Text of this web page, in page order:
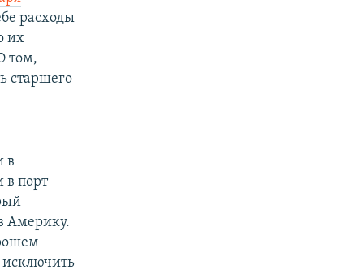
расходы
их
том,
старшего
в
в порт
Америку.
исключить